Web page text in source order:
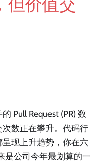
Pull Request (PR) 数
数正在攀升。代码行
现上升趋势，你在六
是公司今年最划算的一